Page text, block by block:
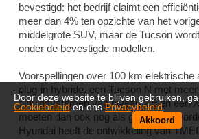
bevestigd: het bedrijf claimt een
meer dan 4% ten opzichte van het
middelgrote SUV, maar de Tucson
onder de bevestigde modellen.
Voorspellingen over 100 km elektrische
plug-in hybride, een Tucson N met
rijhulpsystemen van niveau 2.5 en een
moeten dan ook nog als geruchten
Hyundai heeft de ontwikkeling van
Door deze website te blijven gebruiken,
Cookiebeleiden onsPrivacybeleid.
Akkoord